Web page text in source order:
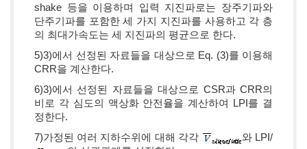
shake 등을 이용하며 입력 지진파로는 장주기파와
단주기파를 포함한 세 가지 지진파를 사용하고 각 층
의 최대가속도는 세 지진파의 평균으로 한다.
5)3)에서 선정된 자료들을 대상으로 Eq. (3)를 이용해
CRR을 계산한다.
6)3)에서 선정된 자료들을 대상으로 CSR과 CRR의
비로 각 심도의 액상화 안전율을 계산하여 LPI를 결
정한다.
7)가정된 여러 지하수위에 대해 각각
와 LPI/